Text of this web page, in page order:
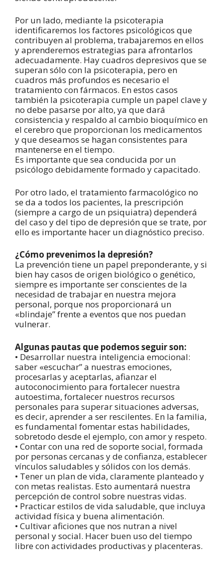
Por un lado, mediante la psicoterapia
identificaremos los factores psicológicos que
contribuyen al problema, trabajaremos en ellos
y aprenderemos estrategias para afrontarlos
adecuadamente. Hay cuadros depresivos que se
superan sólo con la psicoterapia, pero en
cuadros más profundos es necesario el
tratamiento con fármacos. En estos casos
también la psicoterapia cumple un papel clave y
no debe pasarse por alto, ya que dará
consistencia y respaldo al cambio bioquímico en
el cerebro que proporcionan los medicamentos
y que deseamos se hagan consistentes para
mantenerse en el tiempo.
Es importante que sea conducida por un
psicólogo debidamente formado y capacitado.
Por otro lado, el tratamiento farmacológico no
se da a todos los pacientes, la prescripción
(siempre a cargo de un psiquiatra) dependerá
del caso y del tipo de depresión que se trate, por
ello es importante hacer un diagnóstico preciso.
¿Cómo prevenimos la depresión?
La prevención tiene un papel preponderante, y si
bien hay casos de origen biológico o genético,
siempre es importante ser conscientes de la
necesidad de trabajar en nuestra mejora
personal, porque nos proporcionará un
«blindaje” frente a eventos que nos puedan
vulnerar.
Algunas pautas que podemos seguir son:
• Desarrollar nuestra inteligencia emocional:
saber «escuchar” a nuestras emociones,
procesarlas y aceptarlas, afianzar el
autoconocimiento para fortalecer nuestra
autoestima, fortalecer nuestros recursos
personales para superar situaciones adversas,
es decir, aprender a ser rescilentes. En la familia,
es fundamental fomentar estas habilidades,
sobretodo desde el ejemplo, con amor y respeto.
• Contar con una red de soporte social, formada
por personas cercanas y de confianza, establecer
vínculos saludables y sólidos con los demás.
• Tener un plan de vida, claramente planteado y
con metas realistas. Esto aumentará nuestra
percepción de control sobre nuestras vidas.
• Practicar estilos de vida saludable, que incluya
actividad física y buena alimentación.
• Cultivar aficiones que nos nutran a nivel
personal y social. Hacer buen uso del tiempo
libre con actividades productivas y placenteras.